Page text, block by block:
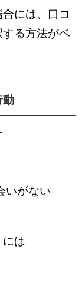
には、口コ
する方法がベ
動
いがない
には